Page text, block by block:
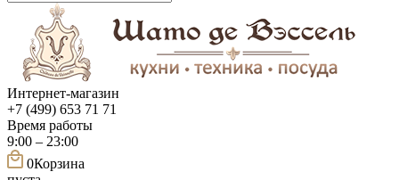
Интернет-магазин
+7 (499) 653 71 71
Время работы
9:00 – 23:00
0Корзина